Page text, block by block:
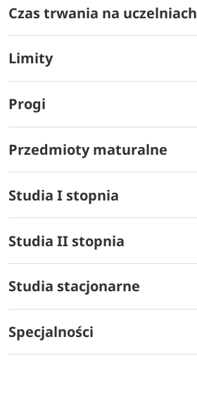
Czas trwania na uczelniach
Limity
Progi
Przedmioty maturalne
Studia I stopnia
Studia II stopnia
Studia stacjonarne
Specjalności